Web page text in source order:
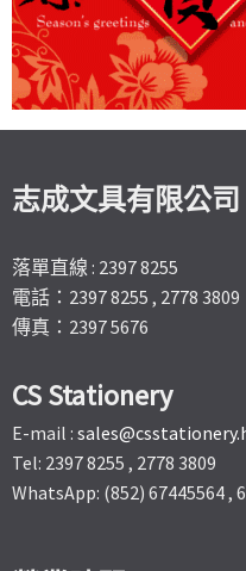
志成文具有限公司
落單直線 : 2397 8255
電話：2397 8255 , 2778 3809
傳真：2397 5676
CS Stationery
E-mail :
Tel: 2397 8255 , 2778 3809
WhatsApp: (852) 67445564 ,